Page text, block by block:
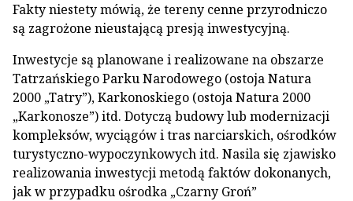
Fakty niestety mówią, że tereny cenne przyrodniczo
są zagrożone nieustającą presją inwestycyjną.
Inwestycje są planowane i realizowane na obszarze
Tatrzańskiego Parku Narodowego (ostoja Natura
2000 „Tatry”), Karkonoskiego (ostoja Natura 2000
„Karkonosze”) itd. Dotyczą budowy lub modernizacji
kompleksów, wyciągów i tras narciarskich, ośrodków
turystyczno-wypoczynkowych itd. Nasila się zjawisko
realizowania inwestycji metodą faktów dokonanych,
jak w przypadku ośrodka „Czarny Groń”